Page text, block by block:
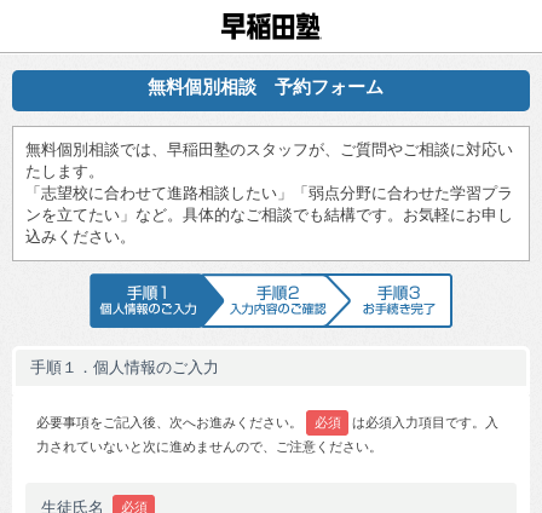
無料個別相談 予約フォーム
無料個別相談では、早稲田塾のスタッフが、ご質問やご相談に対応い
たします。
「志望校に合わせて進路相談したい」「弱点分野に合わせた学習プラ
ンを立てたい」など。具体的なご相談でも結構です。お気軽にお申し
込みください。
手順1 個人情報のご入力手順2 入力内容のご確認
手順１．個人情報のご入力
必要事項をご記入後、次へお進みください。 必須
は必須入力項目です。入
力されていないと次に進めませんので、ご注意ください。
生徒氏名 必須